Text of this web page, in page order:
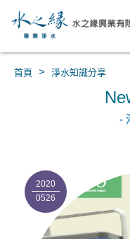
首頁 > 淨水知識分享
-
2020
0526